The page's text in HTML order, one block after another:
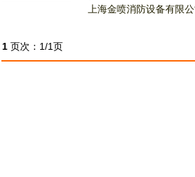
上海金喷消防设备有限公
1 页次：1/1页